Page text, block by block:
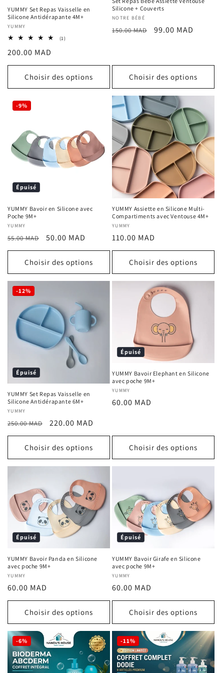
YUMMY Set Repas Vaisselle en
Silicone Antidérapante 4M+
Fournisseur :
YUMMY
(1)1
Prix
habituel
200.00 MAD
Choisir des options
Silicone + Couverts
Fournisseur :
NOTRE BÉBÉ
Prix
150.00 MAD
Prix
99.00 MAD
Choisir des options
-9%
Épuisé
YUMMY Bavoir en Silicone avec
Poche 9M+
Fournisseur :
YUMMY
Prix
habituel
55.00 MAD
Prix
promotionnel
50.00 MAD
Choisir des options
YUMMY Assiette en Silicone Multi-
Compartiments avec Ventouse 4M+
Fournisseur :
YUMMY
Prix
habituel
110.00 MAD
Choisir des options
-12%
Épuisé
YUMMY Set Repas Vaisselle en
Silicone Antidérapante 6M+
Fournisseur :
YUMMY
Prix
habituel
250.00 MAD
Prix
promotionnel
220.00 MAD
Choisir des options
Épuisé
YUMMY Bavoir Elephant en Silicone
avec poche 9M+
Fournisseur :
YUMMY
Prix
60.00 MAD
Choisir des options
Épuisé
YUMMY Bavoir Panda en Silicone
avec poche 9M+
Fournisseur :
YUMMY
Prix
habituel
60.00 MAD
Choisir des options
Épuisé
YUMMY Bavoir Girafe en Silicone
avec poche 9M+
Fournisseur :
YUMMY
Prix
habituel
60.00 MAD
Choisir des options
-6% -11%